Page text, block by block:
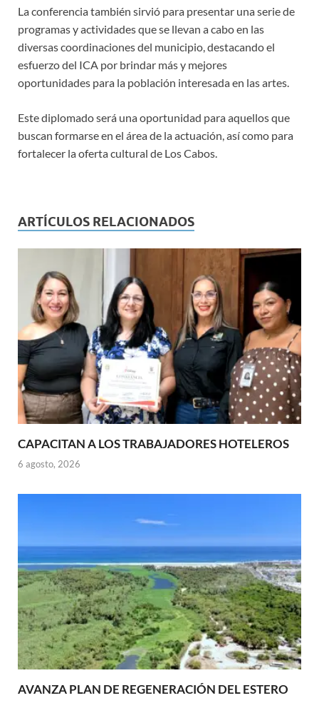
La conferencia también sirvió para presentar una serie de
programas y actividades que se llevan a cabo en las
diversas coordinaciones del municipio, destacando el
esfuerzo del ICA por brindar más y mejores
oportunidades para la población interesada en las artes.
Este diplomado será una oportunidad para aquellos que
buscan formarse en el área de la actuación, así como para
fortalecer la oferta cultural de Los Cabos.
ARTÍCULOS RELACIONADOS
CAPACITAN A LOS TRABAJADORES HOTELEROS
6 agosto, 2026
AVANZA PLAN DE REGENERACIÓN DEL ESTERO